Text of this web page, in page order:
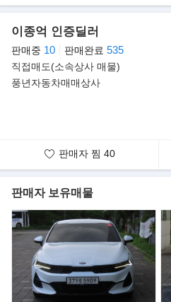
- 스마트커넥트
▶판매자의 한마디
안녕하세요.
현대캐피탈 제휴 안심매매상사
100%실매물임을 이름을 걸고 약속
》알려드립니다
박리다매 판매 및
전국 가격경쟁으로 인해,
시세대비 저렴하게 판매중입니다.
따라서 중고차 구매시,
정찰제 원칙으로 진행됨을 알려드립
이종억 인증딜러
판매중 10 판매완료 535
직접매도(소속상사 매물)
풍년자동차매매상사
판매자 찜 40
판매자 보유매물